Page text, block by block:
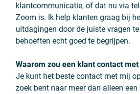
klantcommunicatie, of dat nu via
Zoom is. Ik help klanten graag bij
uitdagingen door de juiste vragen
behoeften echt goed te begrijpen.
Waarom zou een klant contact
Je kunt het beste contact met mij
zoek bent naar meer dan alleen